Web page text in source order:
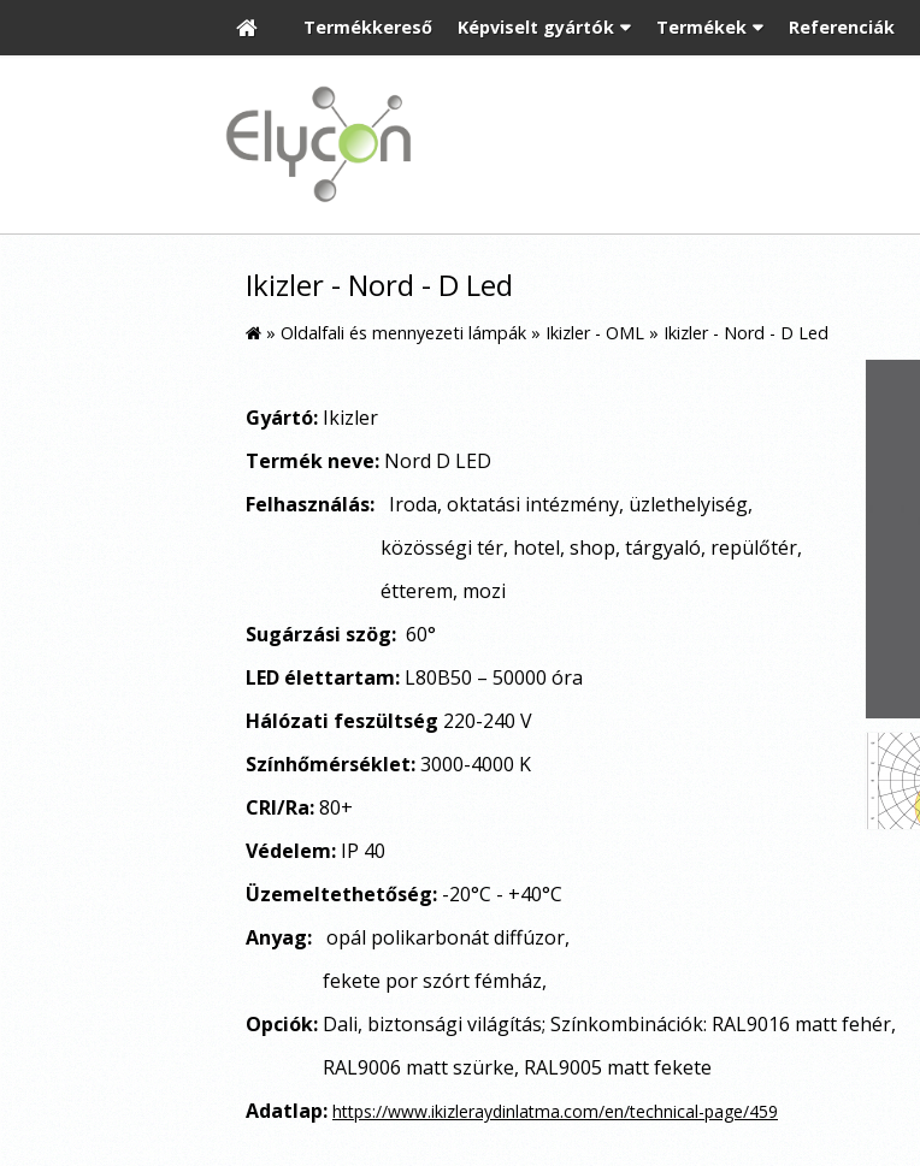
Termékkereső Képviselt gyártók Termékek Referenciák
Ikizler - Nord - D Led
» Oldalfali és mennyezeti lámpák » Ikizler - OML » Ikizler - Nord - D Led
Gyártó: Ikizler
Termék neve: Nord D LED
Felhasználás: Iroda, oktatási intézmény, üzlethelyiség,
közösségi tér, hotel, shop, tárgyaló, repülőtér,
étterem, mozi
Sugárzási szög: 60°
LED élettartam: L80B50 – 50000 óra
Hálózati feszültség 220-240 V
Színhőmérséklet:3000-4000 K
CRI/Ra:80+
Védelem: IP 40
Üzemeltethetőség: -20°C - +40°C
Anyag: opál polikarbonát diffúzor,
fekete por szórt fémház,
Opciók: Dali, biztonsági világítás; Színkombinációk: RAL9016 matt fehér,
RAL9006 matt szürke, RAL9005 matt fekete
Adatlap: https://www.ikizleraydinlatma.com/en/technical-page/459